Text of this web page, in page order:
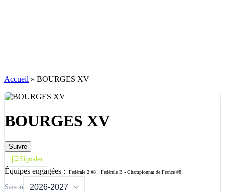
Accueil » BOURGES XV
BOURGES XV
Suivre
Signaler
Équipes engagées : Fédérale 2 #8 Fédérale B - Championnat de France #8
Saison